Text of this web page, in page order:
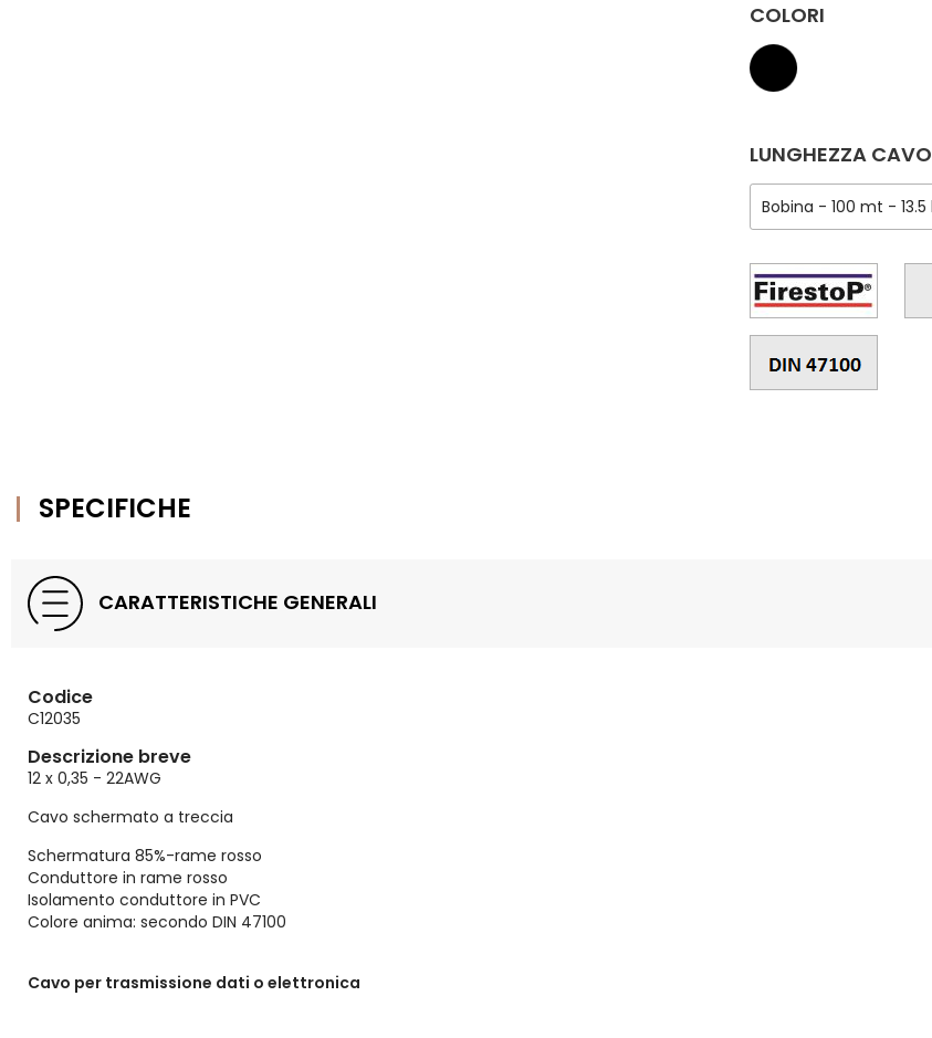
COLORI
LUNGHEZZA CAVO
SPECIFICHE
CARATTERISTICHE GENERALI
Codice
C12035
Descrizione breve
12 x 0,35 - 22AWG
Cavo schermato a treccia
Schermatura 85%-rame rosso
Conduttore in rame rosso
Isolamento conduttore in PVC
Colore anima: secondo DIN 47100
Cavo per trasmissione dati o elettronica